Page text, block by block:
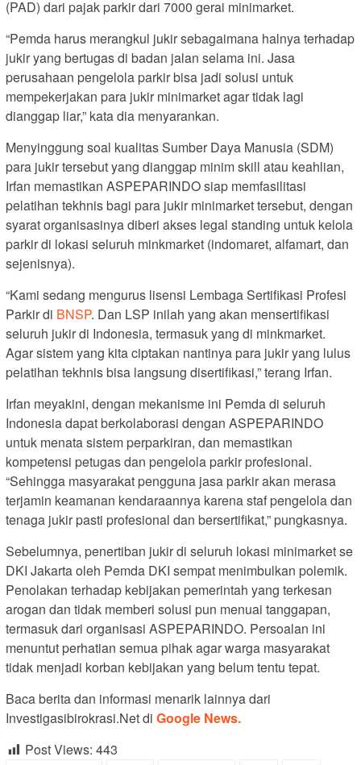
(PAD) dari pajak parkir dari 7000 gerai minimarket.
“Pemda harus merangkul jukir sebagaimana halnya terhadap
jukir yang bertugas di badan jalan selama ini. Jasa
perusahaan pengelola parkir bisa jadi solusi untuk
mempekerjakan para jukir minimarket agar tidak lagi
dianggap liar,” kata dia menyarankan.
Menyinggung soal kualitas Sumber Daya Manusia (SDM)
para jukir tersebut yang dianggap minim skill atau keahlian,
Irfan memastikan ASPEPARINDO siap memfasilitasi
pelatihan tekhnis bagi para jukir minimarket tersebut, dengan
syarat organisasinya diberi akses legal standing untuk kelola
parkir di lokasi seluruh minkmarket (indomaret, alfamart, dan
sejenisnya).
“Kami sedang mengurus lisensi Lembaga Sertifikasi Profesi
Parkir di BNSP. Dan LSP inilah yang akan mensertifikasi
seluruh jukir di Indonesia, termasuk yang di minkmarket.
Agar sistem yang kita ciptakan nantinya para jukir yang lulus
pelatihan tekhnis bisa langsung disertifikasi,” terang Irfan.
Irfan meyakini, dengan mekanisme ini Pemda di seluruh
Indonesia dapat berkolaborasi dengan ASPEPARINDO
untuk menata sistem perparkiran, dan memastikan
kompetensi petugas dan pengelola parkir profesional.
“Sehingga masyarakat pengguna jasa parkir akan merasa
terjamin keamanan kendaraannya karena staf pengelola dan
tenaga jukir pasti profesional dan bersertifikat,” pungkasnya.
Sebelumnya, penertiban jukir di seluruh lokasi minimarket se
DKI Jakarta oleh Pemda DKI sempat menimbulkan polemik.
Penolakan terhadap kebijakan pemerintah yang terkesan
arogan dan tidak memberi solusi pun menuai tanggapan,
termasuk dari organisasi ASPEPARINDO. Persoalan ini
menuntut perhatian semua pihak agar warga masyarakat
tidak menjadi korban kebijakan yang belum tentu tepat.
Baca berita dan informasi menarik lainnya dari
Investigasibirokrasi.Net di Google News.
Post Views: 443